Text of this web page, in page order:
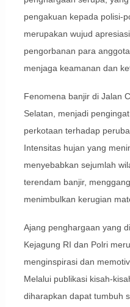
pengakuan kepada polisi-
merupakan wujud
pengorbanan para
menjaga keamanan dan
Fenomena banjir di Jalan
Selatan, menjadi
perkotaan terhadap
Intensitas hujan yang
menyebabkan sejumlah
terendam banjir,
menimbulkan kerugian
Ajang penghargaan yang
Kejagung RI dan Polri
menginspirasi dan
Melalui publikasi kisah-
diharapkan dapat tumbuh